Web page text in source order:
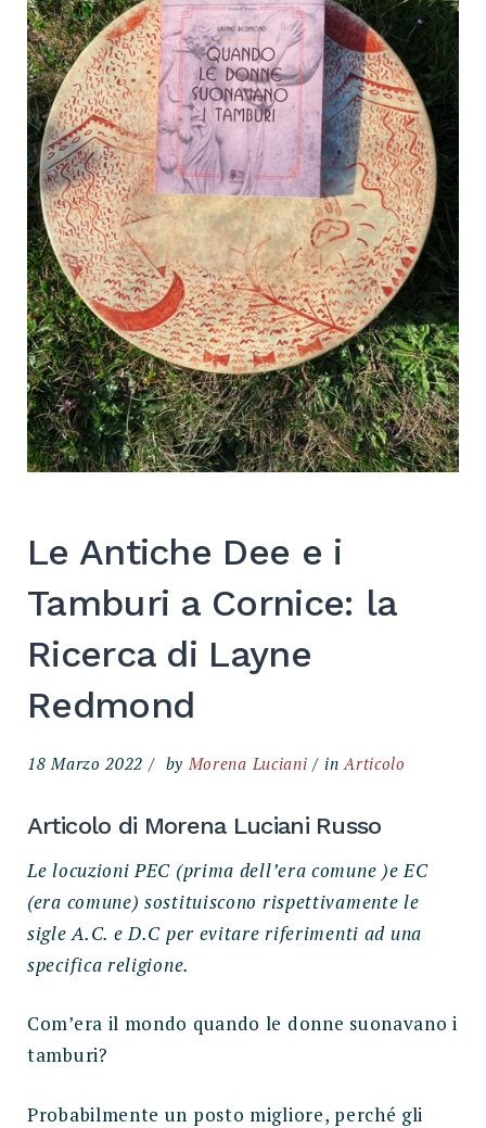
Search
for:
SEARCH
Le Antiche Dee e i
Tamburi a Cornice: la
Ricerca di Layne
Redmond
18 Marzo 2022 by Morena Luciani in Articolo
Articolo di Morena Luciani Russo
Le locuzioni PEC (prima dell’era comune )e EC
(era comune) sostituiscono rispettivamente le
sigle A.C. e D.C per evitare riferimenti ad una
specifica religione.
Com’era il mondo quando le donne suonavano i
tamburi?
Probabilmente un posto migliore, perché gli